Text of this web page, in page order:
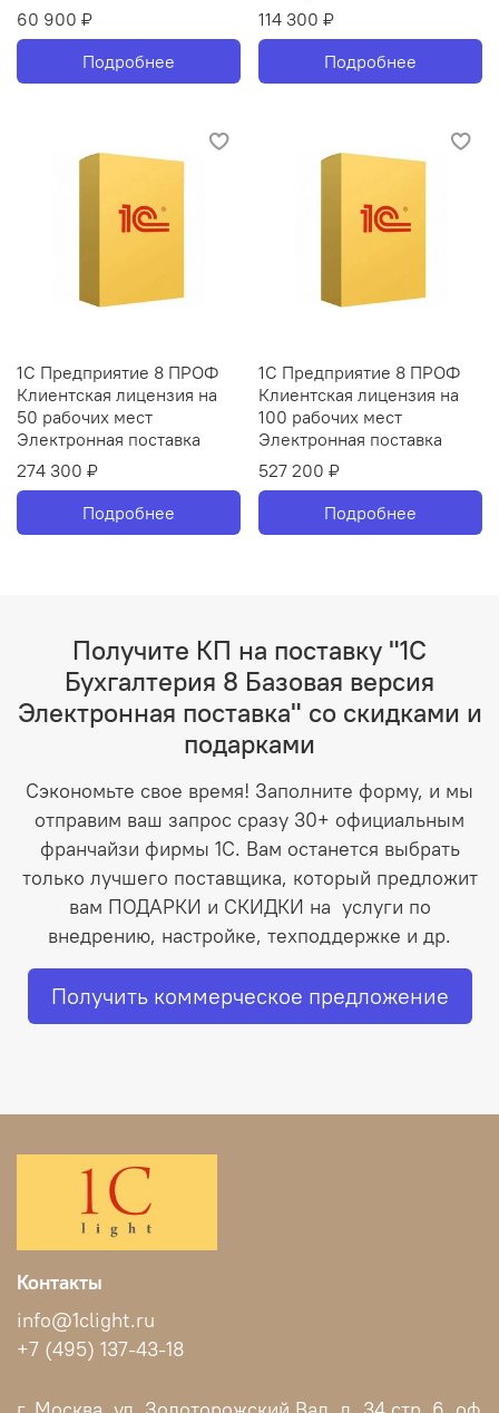
60 900 ₽
Подробнее
114 300 ₽
Подробнее
1С Предприятие 8 ПРОФ
Клиентская лицензия на
50 рабочих мест
Электронная поставка
274 300 ₽
Подробнее
1С Предприятие 8 ПРОФ
Клиентская лицензия на
100 рабочих мест
Электронная поставка
527 200 ₽
Подробнее
Получите КП на поставку "1С
Бухгалтерия 8 Базовая версия
Электронная поставка" со скидками и
подарками
Сэкономьте свое время! Заполните форму, и мы
отправим ваш запрос сразу 30+ официальным
франчайзи фирмы 1С. Вам останется выбрать
только лучшего поставщика, который предложит
вам ПОДАРКИ и СКИДКИ на услуги по
внедрению, настройке, техподдержке и др.
Получить коммерческое предложение
Контакты
info@1clight.ru
+7 (495) 137-43-18